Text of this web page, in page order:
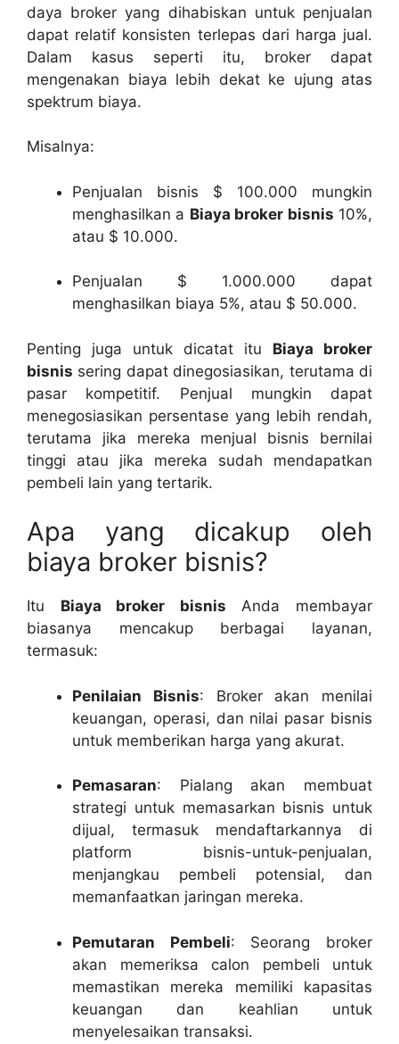
daya broker yang dihabiskan untuk penjualan
dapat relatif konsisten terlepas dari harga jual.
Dalam kasus seperti itu, broker dapat
mengenakan biaya lebih dekat ke ujung atas
spektrum biaya.
Misalnya:
Penjualan bisnis $ 100.000 mungkin
menghasilkan a Biaya broker bisnis 10%,
atau $ 10.000.
Penjualan $ 1.000.000 dapat
menghasilkan biaya 5%, atau $ 50.000.
Penting juga untuk dicatat itu Biaya broker
bisnis sering dapat dinegosiasikan, terutama di
pasar kompetitif. Penjual mungkin dapat
menegosiasikan persentase yang lebih rendah,
terutama jika mereka menjual bisnis bernilai
tinggi atau jika mereka sudah mendapatkan
pembeli lain yang tertarik.
Apa yang dicakup oleh
biaya broker bisnis?
Itu Biaya broker bisnis Anda membayar
biasanya mencakup berbagai layanan,
termasuk:
Penilaian Bisnis: Broker akan menilai
keuangan, operasi, dan nilai pasar bisnis
untuk memberikan harga yang akurat.
Pemasaran: Pialang akan membuat
strategi untuk memasarkan bisnis untuk
dijual, termasuk mendaftarkannya di
platform bisnis-untuk-penjualan,
menjangkau pembeli potensial, dan
memanfaatkan jaringan mereka.
Pemutaran Pembeli: Seorang broker
akan memeriksa calon pembeli untuk
memastikan mereka memiliki kapasitas
keuangan dan keahlian untuk
menyelesaikan transaksi.